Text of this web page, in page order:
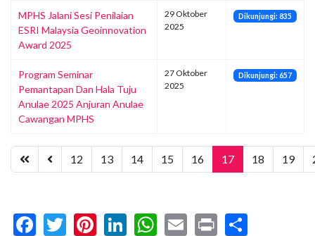
MPHS Jalani Sesi Penilaian
ESRI Malaysia Geoinnovation
Award 2025
29 Oktober
2025
Dikunjungi: 835
Program Seminar
Pemantapan Dan Hala Tuju
Anulae 2025 Anjuran Anulae
Cawangan MPHS
27 Oktober
2025
Dikunjungi: 657
12 13 14 15 16 17 18 19
Facebook
Twitter
Pinterest
LinkedIn
WhatsApp
Email
Print